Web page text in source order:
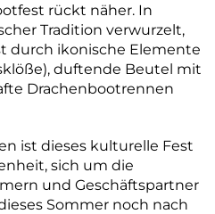
rückt näher. In
Tradition verwurzelt,
durch ikonische Elemente
duftende Beutel mit
Drachenbootrennen
ist dieses kulturelle Fest
sich um die
und Geschäftspartner
Sommer noch nach